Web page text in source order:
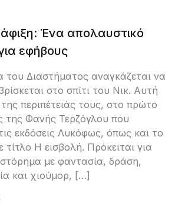
Ένα απολαυστικό
εφήβους
του Διαστήματος αναγκάζεται να
στο σπίτι του Νικ. Αυτή
περιπέτειάς τους, στο πρώτο
της Φανής Τερζόγλου που
εκδόσεις Λυκόφως, όπως και το
τίτλο Η εισβολή. Πρόκειται για
με φαντασία, δράση,
και χιούμορ, […]